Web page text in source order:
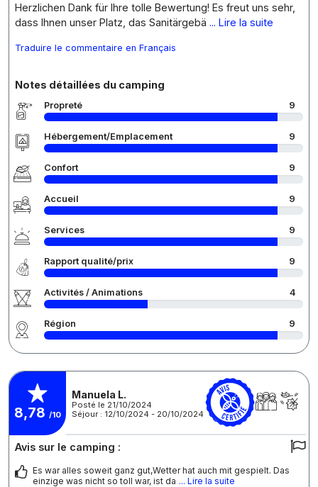
Herzlichen Dank für Ihre tolle Bewertung! Es freut uns sehr,
dass Ihnen unser Platz, das Sanitärgebä ... Lire la suite
Traduire le commentaire en Français
Notes détaillées du camping
Propreté 9
Hébergement/Emplacement 9
Confort 9
Accueil 9
Services 9
Rapport qualité/prix 9
Activités / Animations 4
Région 9
8,78 /10
Manuela L.
Posté le 21/10/2024
Séjour : 12/10/2024 - 20/10/2024
Avis sur le camping :
Es war alles soweit ganz gut,Wetter hat auch mit gespielt. Das
einzige was nicht so toll war, ist da ... Lire la suite